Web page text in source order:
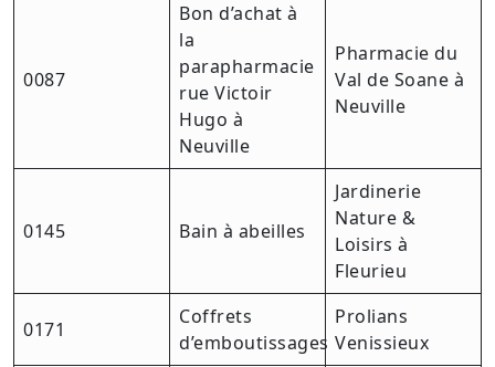
0087
Bon d’achat à
la
parapharmacie
rue Victoir
Hugo à
Neuville
Pharmacie du
Val de Soane à
Neuville
0145 Bain à abeilles
Jardinerie
Nature &
Loisirs à
Fleurieu
0171
Coffrets
d’emboutissages
Prolians
Venissieux